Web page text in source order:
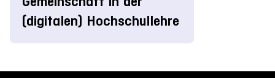
(digitalen) Hochschullehre